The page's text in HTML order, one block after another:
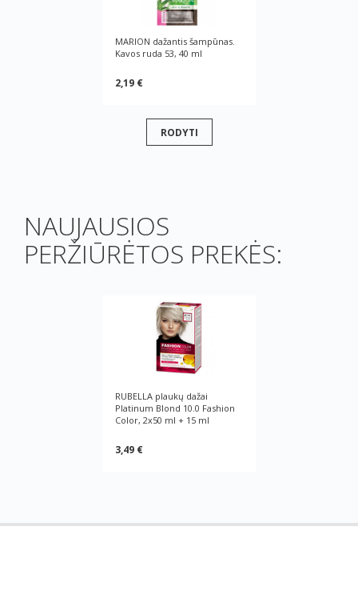
MARION dažantis šampūnas.
Kavos ruda 53, 40 ml
2,19 €
RODYTI
NAUJAUSIOS
PERŽIŪRĖTOS PREKĖS:
RUBELLA plaukų dažai
Platinum Blond 10.0 Fashion
Color, 2x50 ml + 15 ml
3,49 €